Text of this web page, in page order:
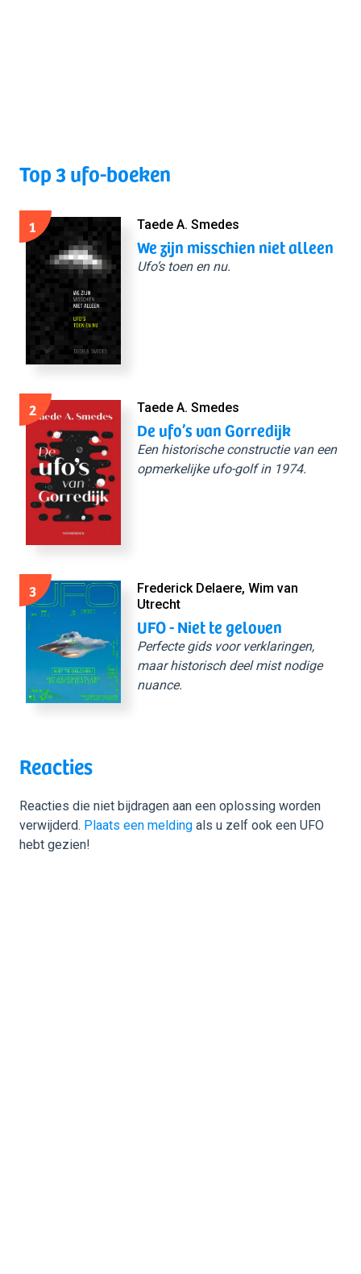
Top 3 ufo-boeken
1 Taede A. Smedes
We zijn misschien niet alleen
Ufo’s toen en nu.
2 Taede A. Smedes
De ufo’s van Gorredijk
Een historische constructie van een
opmerkelijke ufo-golf in 1974.
3
Frederick Delaere, Wim van
Utrecht
UFO - Niet te geloven
Perfecte gids voor verklaringen,
maar historisch deel mist nodige
nuance.
Reacties
Reacties die niet bijdragen aan een oplossing worden
verwijderd. Plaats een melding als u zelf ook een UFO
hebt gezien!